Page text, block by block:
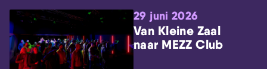
Skip navigatie
29 juni 2026
Van Kleine Zaal
naar MEZZ Club